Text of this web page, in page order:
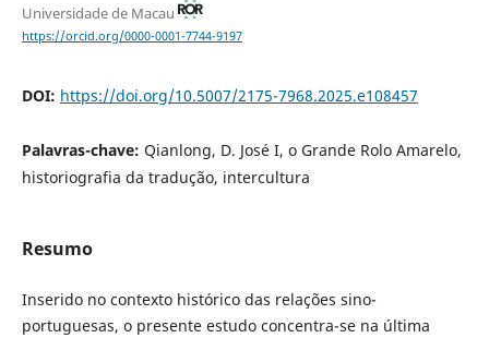
Universidade de Macau
https://orcid.org/0000-0001-7744-9197
DOI: https://doi.org/10.5007/2175-7968.2025.e108457
Palavras-chave: Qianlong, D. José I, o Grande Rolo Amarelo,
historiografia da tradução, intercultura
Resumo
Inserido no contexto histórico das relações sino-
portuguesas, o presente estudo concentra-se na última